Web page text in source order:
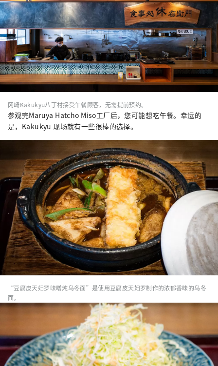
冈崎Kakukyu八丁村接受午餐顾客，无需提前预约。
参观完Maruya Hatcho Miso工厂后，您可能想吃午餐。幸运的
是，Kakukyu 现场就有一些很棒的选择。
“豆腐皮天妇罗味噌炖乌冬面”是使用豆腐皮天妇罗制作的浓郁香味的乌冬
面。